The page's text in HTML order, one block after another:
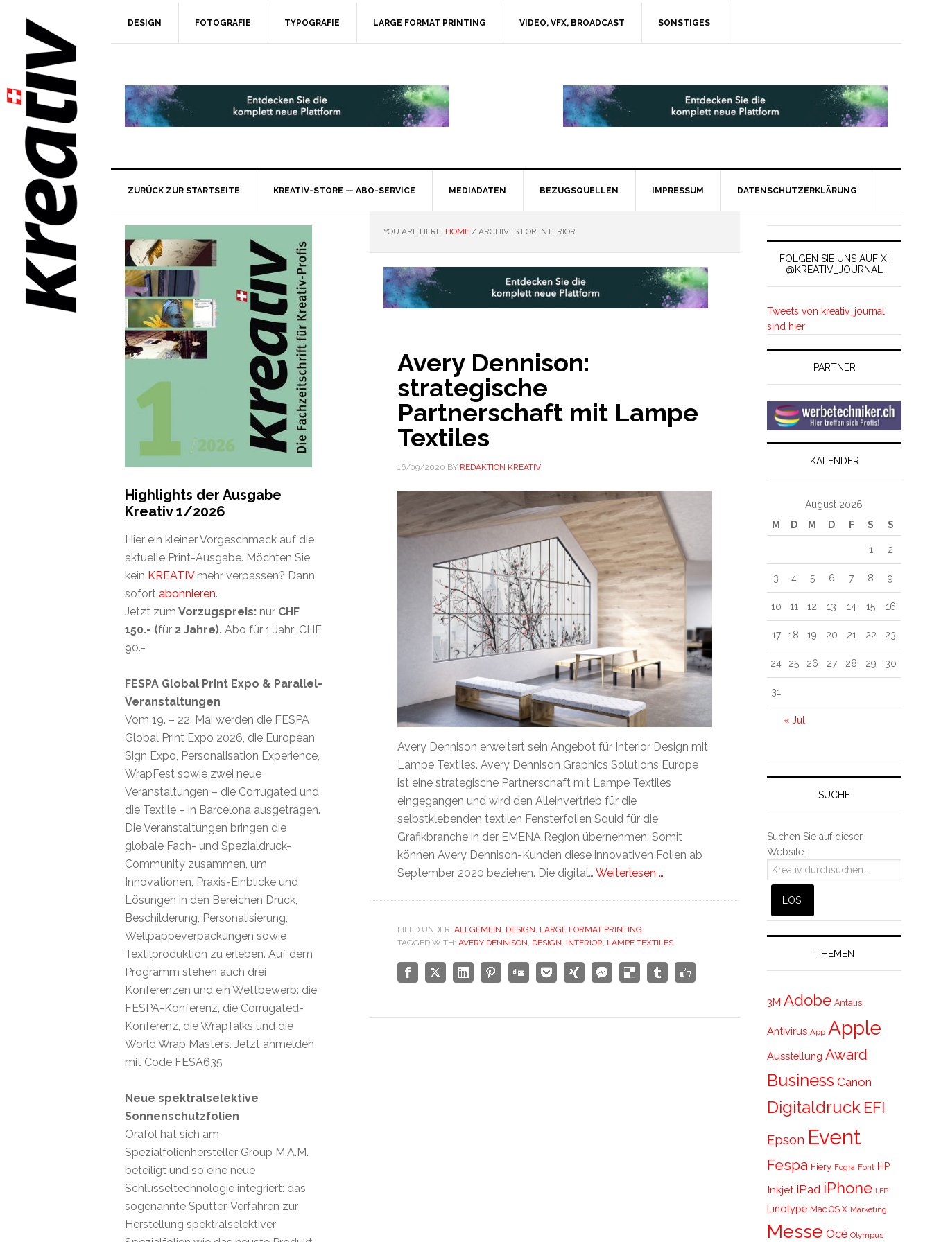
DESIGN FOTOGRAFIE TYPOGRAFIE LARGE FORMAT PRINTING VIDEO, VFX, BROADCAST SONSTIGES
ZURÜCK ZUR STARTSEITE KREATIV-STORE — ABO-SERVICE MEDIADATEN BEZUGSQUELLEN IMPRESSUM DATENSCHUTZERKLÄRUNG
YOU ARE HERE: HOME /ARCHIVES FOR INTERIOR
Avery Dennison:
strategische
Partnerschaft mit Lampe
Textiles
16/09/2020 BY REDAKTION KREATIV
Avery Dennison erweitert sein Angebot für Interior Design mit
Lampe Textiles. Avery Dennison Graphics Solutions Europe
ist eine strategische Partnerschaft mit Lampe Textiles
eingegangen und wird den Alleinvertrieb für die
selbstklebenden textilen Fensterfolien Squid für die
Grafikbranche in der EMENA Region übernehmen. Somit
können Avery Dennison-Kunden diese innovativen Folien ab
September 2020 beziehen. Die digital… Weiterlesen …
FILED UNDER: ALLGEMEIN, DESIGN, LARGE FORMAT PRINTING
TAGGED WITH: AVERY DENNISON, DESIGN, INTERIOR, LAMPE TEXTILES
FOLGEN SIE UNS AUF X!
@KREATIV_JOURNAL
Tweets von kreativ_journal
sind hier
PARTNER
KALENDER
August 2026
M
D M D F S S
« Jul
1 2
3 4 5 6 7 8 9
10 11 12 13 14 15 16
17 18 19 20 21 22 23
24 25 26 27 28 29 30
31
SUCHE
Suchen Sie auf dieser
Website:
THEMEN
3M Adobe Antalis
Antivirus App Apple
Ausstellung Award
Business Canon
Digitaldruck EFI
Epson Event
Fespa Fiery Fogra Font HP
Inkjet iPad iPhone LFP
Linotype Mac OS X Marketing
Messe Océ Olympus
Highlights der Ausgabe
Kreativ 1/2026
Hier ein kleiner Vorgeschmack auf die
aktuelle Print-Ausgabe. Möchten Sie
kein KREATIVmehr verpassen? Dann
sofort abonnieren.
Jetzt zum Vorzugspreis: nur CHF
150.- (für 2 Jahre). Abo für 1 Jahr: CHF
90.-
FESPA Global Print Expo & Parallel-
Veranstaltungen
Vom 19. – 22. Mai werden die FESPA
Global Print Expo 2026, die European
Sign Expo, Personalisation Experience,
WrapFest sowie zwei neue
Veranstaltungen – die Corrugated und
die Textile – in Barcelona ausgetragen.
Die Veranstaltungen bringen die
globale Fach- und Spezialdruck-
Community zusammen, um
Innovationen, Praxis-Einblicke und
Lösungen in den Bereichen Druck,
Beschilderung, Personalisierung,
Wellpappeverpackungen sowie
Textilproduktion zu erleben. Auf dem
Programm stehen auch drei
Konferenzen und ein Wettbewerb: die
FESPA-Konferenz, die Corrugated-
Konferenz, die WrapTalks und die
World Wrap Masters. Jetzt anmelden
mit Code FESA635
Neue spektralselektive
Sonnenschutzfolien
Orafol hat sich am
Spezialfolienhersteller Group M.A.M.
beteiligt und so eine neue
Schlüsseltechnologie integriert: das
sogenannte Sputter-Verfahren zur
Herstellung spektralselektiver